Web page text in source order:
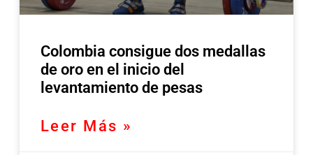
Colombia consigue dos medallas
de oro en el inicio del
levantamiento de pesas
Leer Más »